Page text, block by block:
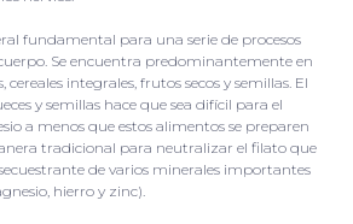
fundamental para una serie de procesos
Se encuentra predominantemente en
cereales integrales, frutos secos y semillas. El
y semillas hace que sea difícil para el
a menos que estos alimentos se preparen
tradicional para neutralizar el filato que
de varios minerales importantes
hierro y zinc).